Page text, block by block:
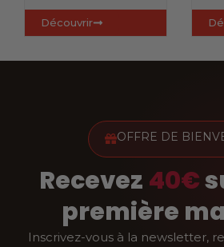
Découvrir
OFFRE DE
Recevez 40€
première
Inscrivez-vous à la newsletter,